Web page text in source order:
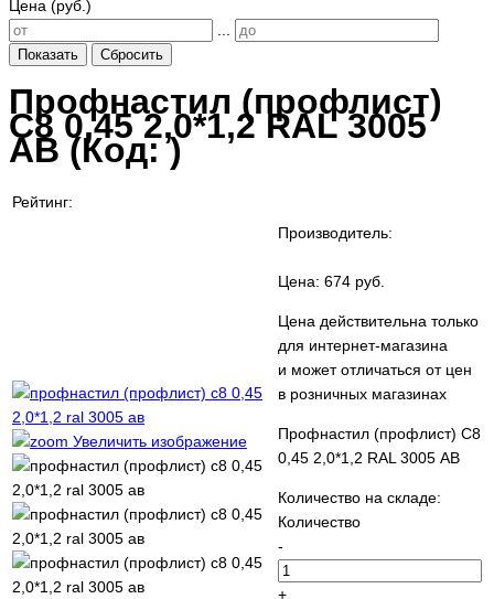
Цена (руб.)
Показать Сбросить
Профнастил (профлист)
С8 0,45 2,0*1,2 RAL 3005
АВ(Код:)
Рейтинг:
Увеличить изображение
Производитель:
Цена: 674 руб.
Цена действительна только
для интернет-магазина
и может отличаться от цен
в розничных магазинах
Профнастил (профлист) С8
0,45 2,0*1,2 RAL 3005 АВ
Количество на складе:
Количество
-
+